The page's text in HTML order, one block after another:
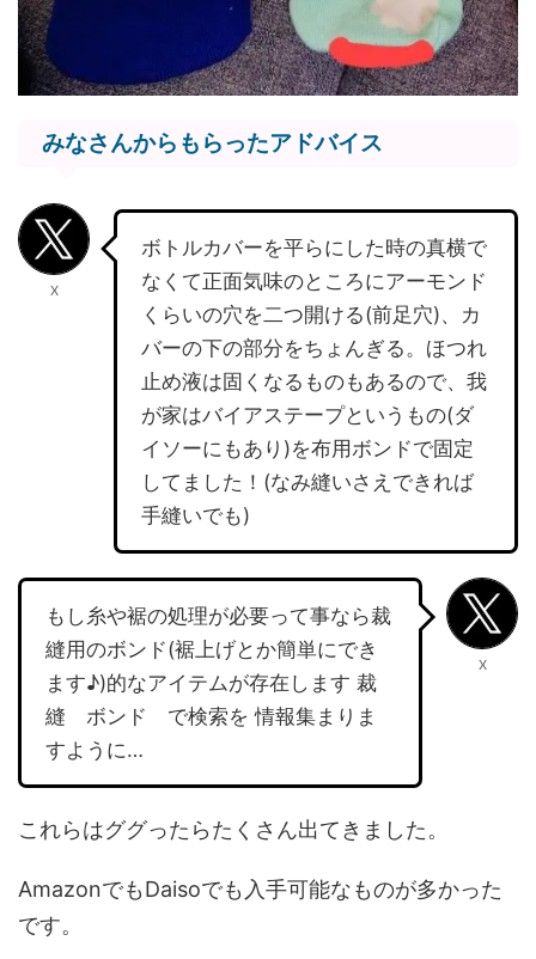
みなさんからもらったアドバイス
X
ボトルカバーを平らにした時の真横で
なくて正面気味のところにアーモンド
くらいの穴を二つ開ける(前足穴)、カ
バーの下の部分をちょんぎる。ほつれ
止め液は固くなるものもあるので、我
が家はバイアステープというもの(ダ
イソーにもあり)を布用ボンドで固定
してました！(なみ縫いさえできれば
手縫いでも)
もし糸や裾の処理が必要って事なら裁
縫用のボンド(裾上げとか簡単にでき
ます♪)的なアイテムが存在します 裁
縫 ボンド で検索を 情報集まりま
すように…
X
これらはググったらたくさん出てきました。
AmazonでもDaisoでも入手可能なものが多かった
です。